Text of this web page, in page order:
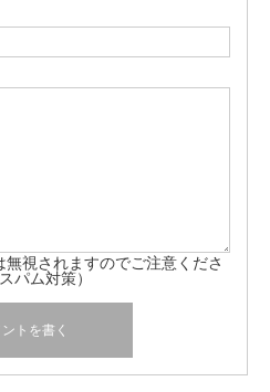
視されますのでご注意くださ
パム対策）